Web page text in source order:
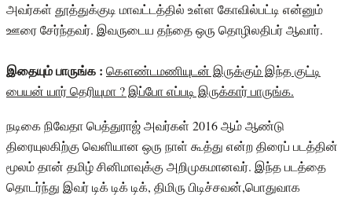
அவர்கள் தூத்துக்குடி மாவட்டத்தில் உள்ள கோவில்பட்டி என்னும்
ஊரை சேர்ந்தவர். இவருடைய தந்தை ஒரு தொழிலதிபர் ஆவார்.
இதையும் பாருங்க : கௌண்டமணியுடன் இருக்கும் இந்த குட்டி
பையன் யார் தெரியுமா ? இப்போ எப்படி இருக்கார் பாருங்க.
நடிகை நிவேதா பெத்துராஜ் அவர்கள் 2016 ஆம் ஆண்டு
திரையுலகிற்கு வெளியான ஒரு நாள் கூத்து என்ற திரைப் படத்தின்
மூலம் தான் தமிழ் சினிமாவுக்கு அறிமுகமானவர். இந்த படத்தை
தொடர்ந்து இவர் டிக் டிக் டிக், திமிரு பிடிச்சவன்,பொதுவாக